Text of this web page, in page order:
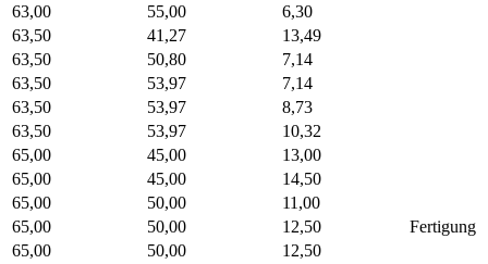
63,00
55,00
6,30
63,50
41,27
13,49
63,50
50,80
7,14
63,50
53,97
7,14
63,50
53,97
8,73
63,50
53,97
10,32
65,00
45,00
13,00
65,00
45,00
14,50
65,00
50,00
11,00
65,00
50,00 12,50
Fertigung
65,00
50,00
12,50